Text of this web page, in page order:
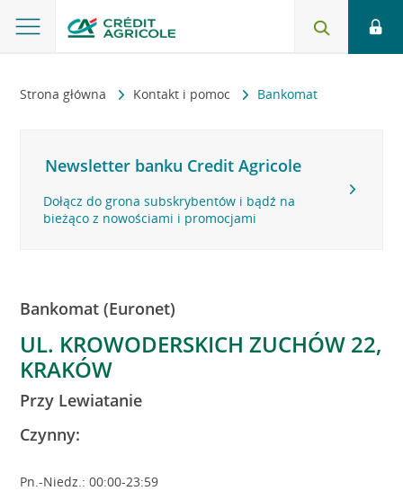
Strona główna Kontakt i pomoc Bankomat
Newsletter banku Credit Agricole
Dołącz do grona subskrybentów i bądź na
bieżąco z nowościami i promocjami
Bankomat (Euronet)
UL. KROWODERSKICH ZUCHÓW 22,
KRAKÓW
Przy Lewiatanie
Czynny:
Pn.-Niedz.: 00:00-23:59